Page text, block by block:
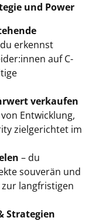
und Power
erkennst
auf C-
verkaufen
Entwicklung,
zielgerichtet im
– du
souverän und
langfristigen
Strategien